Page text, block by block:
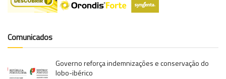
Comunicados
Governo reforça indemnizações e conservação do
lobo-ibérico